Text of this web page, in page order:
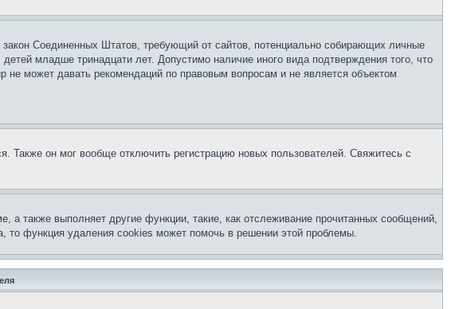
Соединенных Штатов, требующий от сайтов, потенциально собирающих личные
младше тринадцати лет. Допустимо наличие иного вида подтверждения того, что
может давать рекомендаций по правовым вопросам и не является объектом
Также он мог вообще отключить регистрацию новых пользователей. Свяжитесь с
также выполняет другие функции, такие, как отслеживание прочитанных сообщений,
функция удаления cookies может помочь в решении этой проблемы.